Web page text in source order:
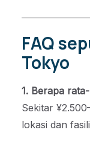
FAQ
Tokyo
1. Berapa
Sekitar
lokasi dan